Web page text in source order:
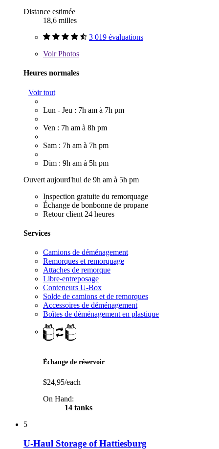
Distance estimée
18,6 milles
3 019 évaluations
VoirPhotos
Heures normales
Voir tout
Lun - Jeu : 7h am à 7h pm
Ven : 7h am à 8h pm
Sam : 7h am à 7h pm
Dim : 9h am à 5h pm
Ouvert aujourd'hui de 9h am à 5h pm
Inspection gratuite du remorquage
Échange de bonbonne de propane
Retour client 24 heures
Services
Camions de déménagement
Remorques et remorquage
Attaches de remorque
Libre-entreposage
Conteneurs U-Box
Solde de camions et de remorques
Accessoires de déménagement
Boîtes de déménagement en plastique
Échange de réservoir
$24,95/each
On Hand:
14 tanks
5
U-Haul Storage of Hattiesburg